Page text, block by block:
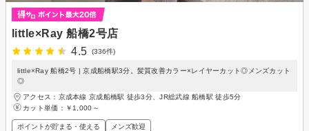
little×Ray 船橋2号店
4.5
(336件)
little×Ray 船橋2号 | 京成船橋駅3分。髪質改善カラー×レイヤーカット◎メンズカット
◎
アクセス：京成本線 京成船橋駅 徒歩3分、JR総武線 船橋駅 徒歩5分
カット単価： ￥1,000～
ポイントが貯まる・使える メンズ歓迎